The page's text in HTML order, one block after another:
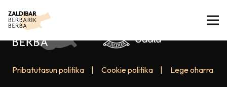
Pribatutasun politika Cookie politika Lege oharra